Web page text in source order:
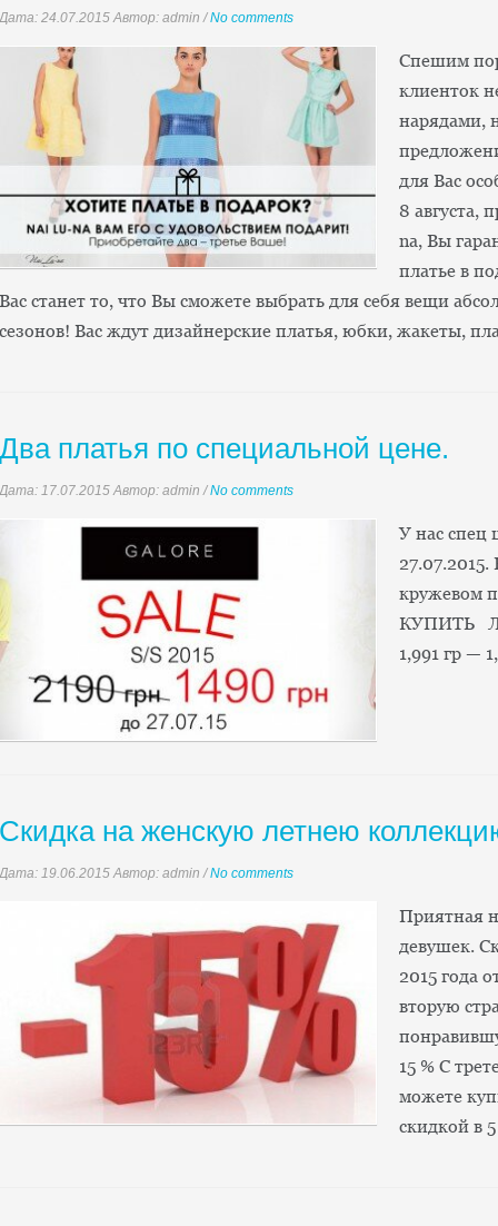
Дата: 24.07.2015 Автор: admin /No comments
Спешим
клиенток
нарядами,
для Вас
8 августа,
na, Вы
платье в
Вас станет то, что Вы сможете выбрать для себя вещи
сезонов! Вас ждут дизайнерские платья, юбки, жакеты,
Два платья по специальной цене.
Дата: 17.07.2015 Автор: admin /No comments
У нас спец
кружевом
КУПИТЬ
1,991 гр —
Скидка на женскую летнею
Дата: 19.06.2015 Автор: admin /No comments
Приятная
девушек.
2015 года
вторую
15 % С
можете
скидкой